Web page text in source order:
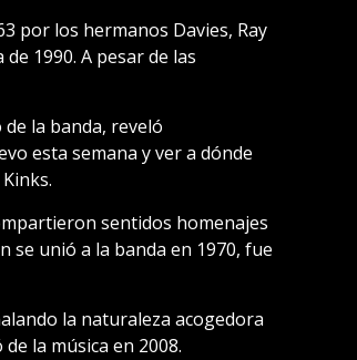
por los hermanos Davies, Ray
1990. A pesar de las
la banda, reveló
esta semana y ver a dónde
sentidos homenajes
se unió a la banda en 1970, fue
la naturaleza acogedora
la música en 2008.